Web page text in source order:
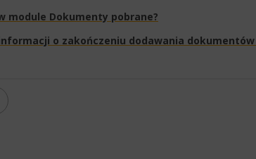
module Dokumenty pobrane?​
o zakończeniu dodawania